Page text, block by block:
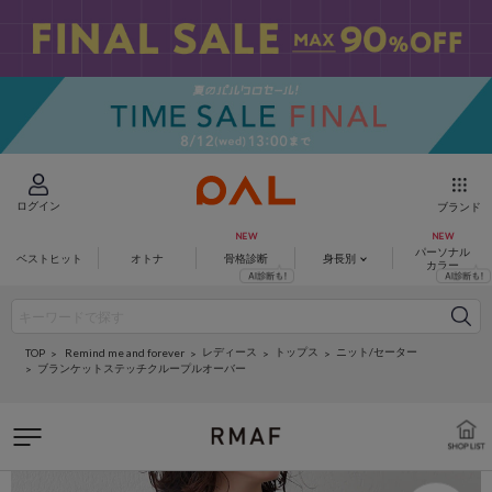
ログイン ブランド
ベストヒット オトナ 骨格診断 身長別
パーソナル
カラー
TOP Remind me and forever レディース トップス
ニット/セーター
ブランケットステッチクループルオーバー